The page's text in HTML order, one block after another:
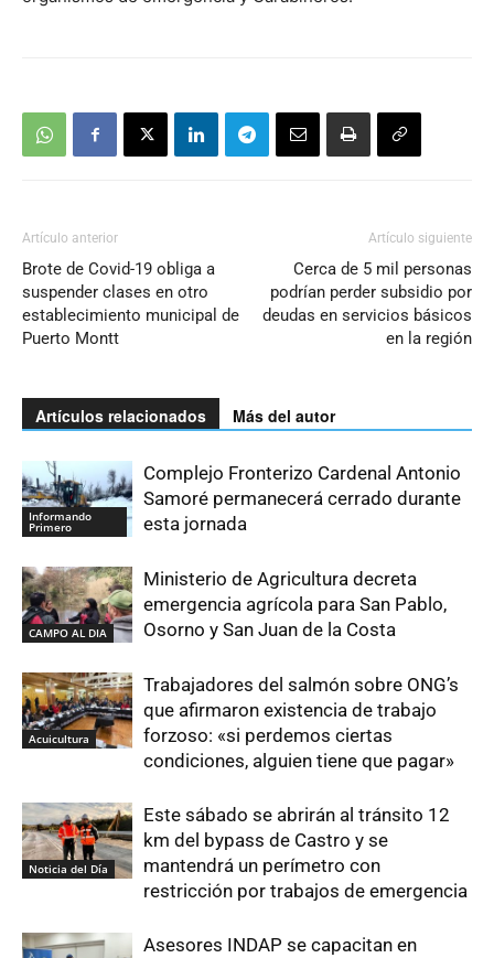
Artículo anterior
Brote de Covid-19 obliga a
suspender clases en otro
establecimiento municipal de
Puerto Montt
Artículo siguiente
Cerca de 5 mil personas
podrían perder subsidio por
deudas en servicios básicos
en la región
Artículos relacionados Más del autor
Informando
Primero
Complejo Fronterizo Cardenal Antonio
Samoré permanecerá cerrado durante
esta jornada
CAMPO AL DIA
Ministerio de Agricultura decreta
emergencia agrícola para San Pablo,
Osorno y San Juan de la Costa
Acuicultura
Trabajadores del salmón sobre ONG’s
que afirmaron existencia de trabajo
forzoso: «si perdemos ciertas
condiciones, alguien tiene que pagar»
Noticia del Día
Este sábado se abrirán al tránsito 12
km del bypass de Castro y se
mantendrá un perímetro con
restricción por trabajos de emergencia
Asesores INDAP se capacitan en